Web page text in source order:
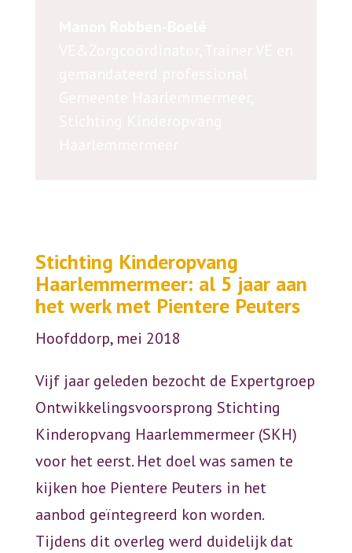
Stichting Kinderopvang
Haarlemmermeer: al 5 jaar aan
het werk met Pientere Peuters
Hoofddorp, mei 2018
Vijf jaar geleden bezocht de Expertgroep
Ontwikkelingsvoorsprong Stichting
Kinderopvang Haarlemmermeer (SKH)
voor het eerst. Het doel was samen te
kijken hoe Pientere Peuters in het
aanbod geïntegreerd kon worden.
Tijdens dit overleg werd duidelijk dat